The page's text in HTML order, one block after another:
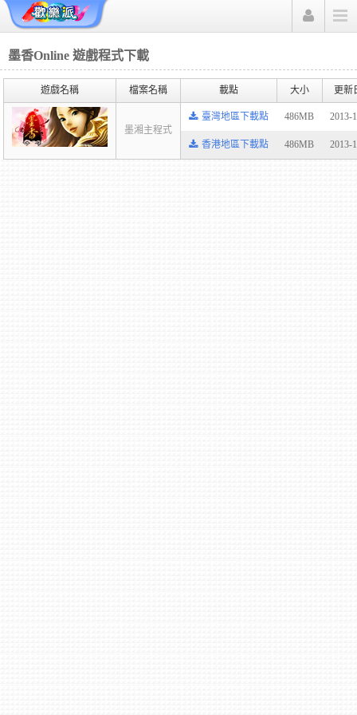
墨香Online 遊戲程式下載
遊戲名稱 檔案名稱 載點 大小 更新
墨湘主程式
臺灣地區下載點 486MB 2013-
香港地區下載點 486MB 2013-